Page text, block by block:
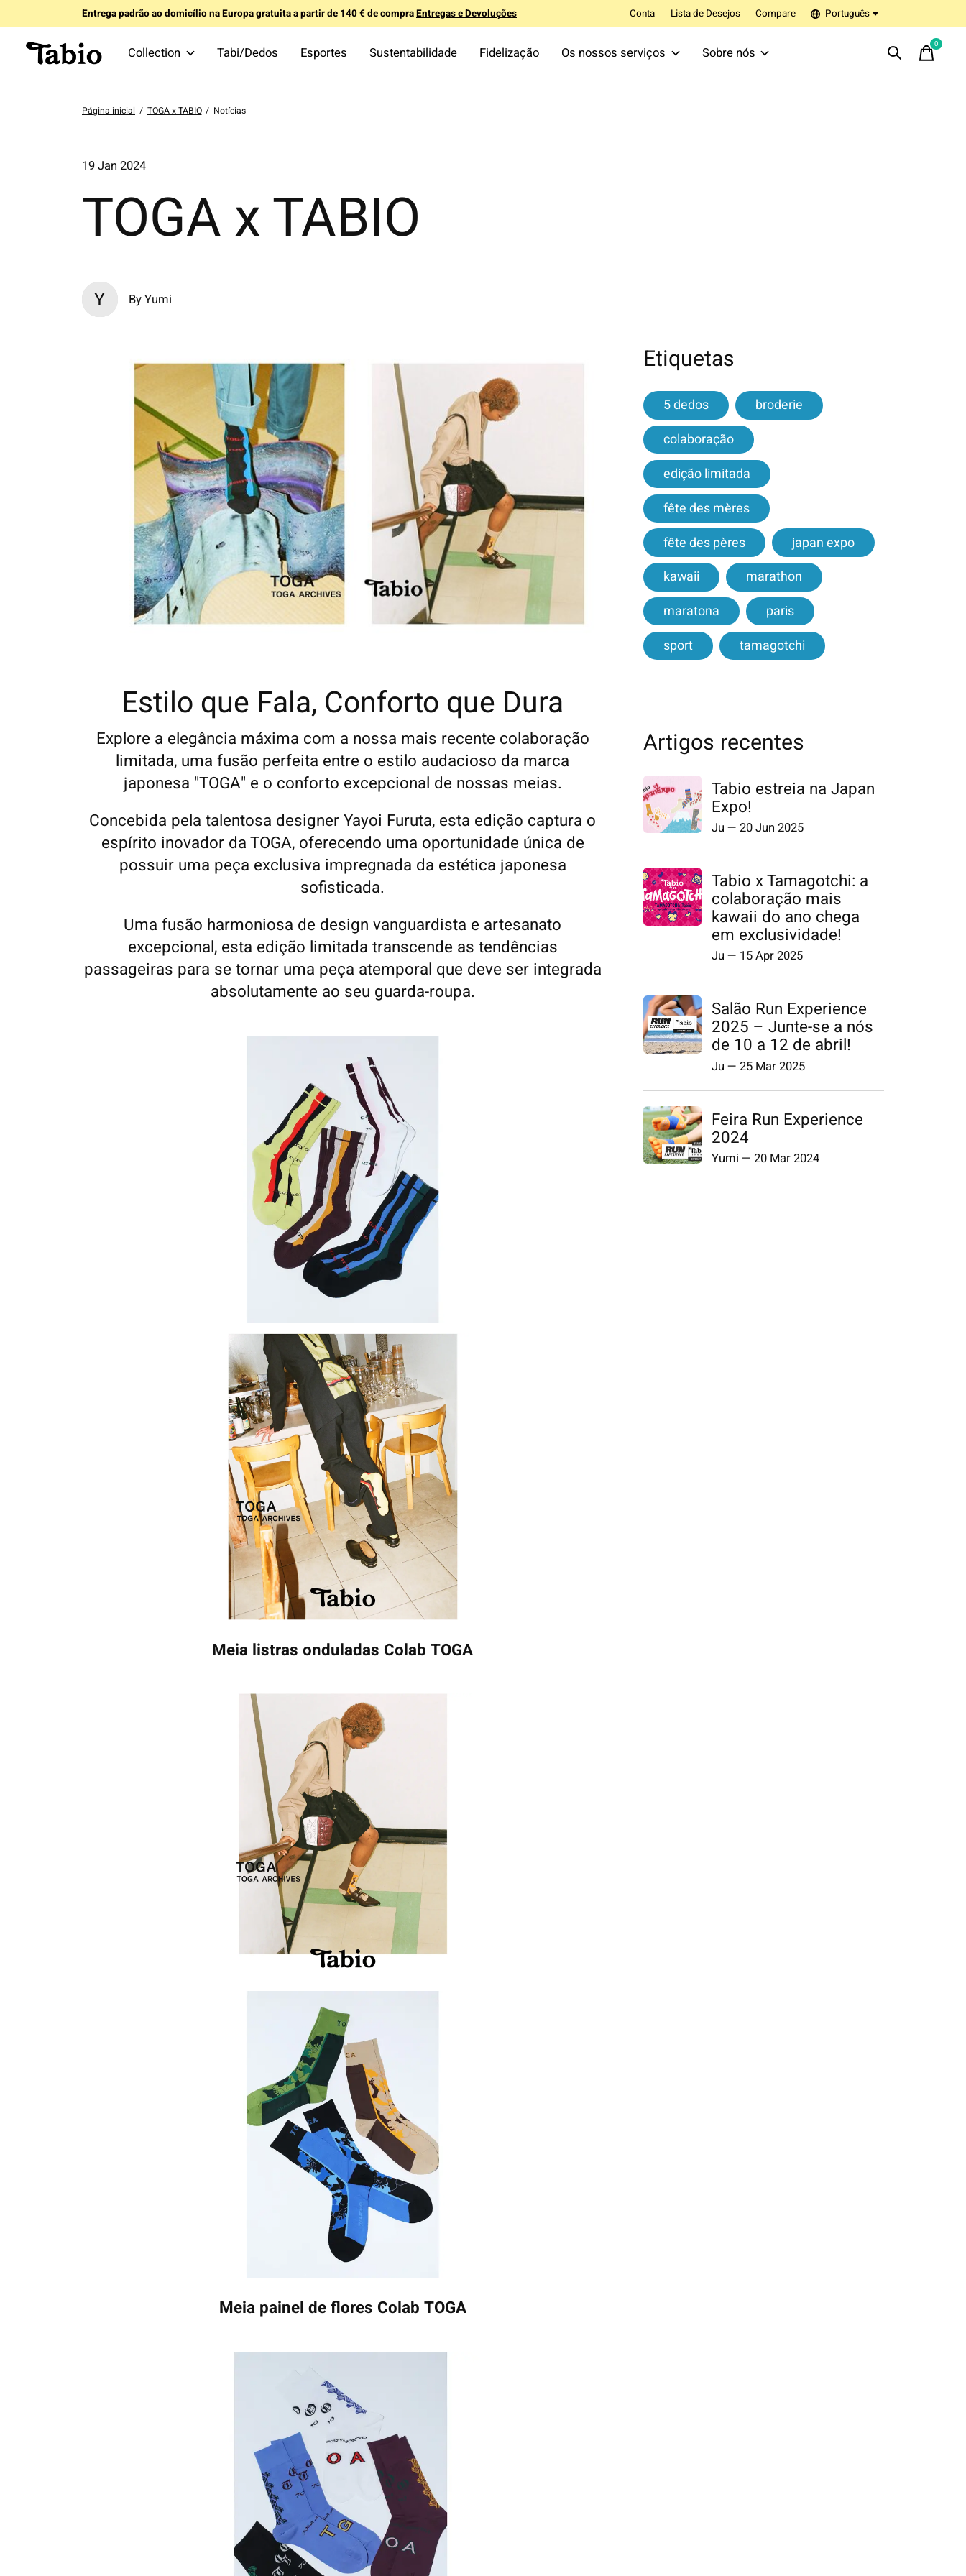
Entrega padrão ao domicílio na Europa gratuita a partir de 140 € de compraEntregas e Devoluções Conta Lista de Desejos Compare Português
Collection Tabi/Dedos Esportes Sustentabilidade Fidelização Os nossos serviços Sobre nós
0items
Página inicial / TOGA x TABIO / Notícias
19 Jan 2024
TOGA x TABIO
Y By Yumi
Estilo que Fala, Conforto que Dura
Explore a elegância máxima com a nossa mais recente colaboração
limitada, uma fusão perfeita entre o estilo audacioso da marca
japonesa "TOGA" e o conforto excepcional de nossas meias.
Concebida pela talentosa designer Yayoi Furuta, esta edição captura o
espírito inovador da TOGA, oferecendo uma oportunidade única de
possuir uma peça exclusiva impregnada da estética japonesa
sofisticada.
Uma fusão harmoniosa de design vanguardista e artesanato
excepcional, esta edição limitada transcende as tendências
passageiras para se tornar uma peça atemporal que deve ser integrada
absolutamente ao seu guarda-roupa.
Meia listras onduladas Colab TOGA
Meia painel de flores Colab TOGA
Etiquetas
5 dedos
broderie
colaboração
edição limitada
fête des mères
fête des pères
japan expo
kawaii
marathon
maratona
paris
sport
tamagotchi
Artigos recentes
Tabio estreia na Japan
Expo!
Ju — 20 Jun 2025
Tabio x Tamagotchi: a
colaboração mais
kawaii do ano chega
em exclusividade!
Ju — 15 Apr 2025
Salão Run Experience
2025 – Junte-se a nós
de 10 a 12 de abril!
Ju — 25 Mar 2025
Feira Run Experience
2024
Yumi — 20 Mar 2024